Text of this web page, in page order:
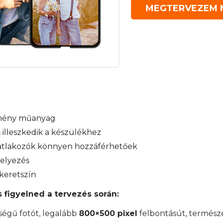
MEGTERVEZEM
műanyag
a készülékhez
könnyen hozzáférhetőek
figyelned a tervezés során:
fotót, legalább 800×500 pixel felbontásút,